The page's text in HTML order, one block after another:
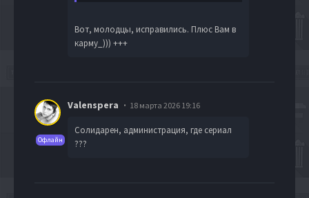
Вот, молодцы, исправились. Плюс Вам в
карму_))) +++
Офлайн
Valenspera 18 марта 2026 19:16
Солидарен, администрация, где сериал
???